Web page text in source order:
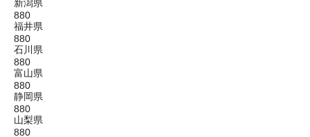
新潟県
880
福井県
880
石川県
880
富山県
880
静岡県
880
山梨県
880